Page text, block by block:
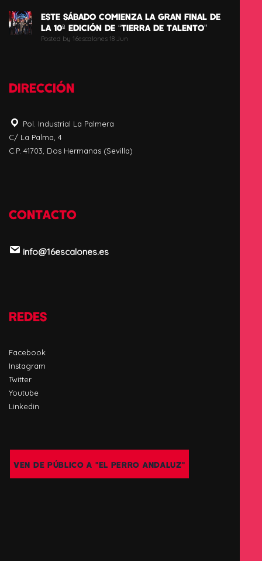
ESTE SÁBADO COMIENZA LA GRAN FINAL DE
LA 10ª EDICIÓN DE “TIERRA DE TALENTO”
Posted by 16escalones 18 Jun
DIRECCIÓN
Pol. Industrial La Palmera
C/ La Palma, 4
C.P. 41703, Dos Hermanas (Sevilla)
CONTACTO
info@16escalones.es
REDES
Facebook
Instagram
Twitter
Youtube
Linkedin
VEN DE PÚBLICO A "EL PERRO ANDALUZ"